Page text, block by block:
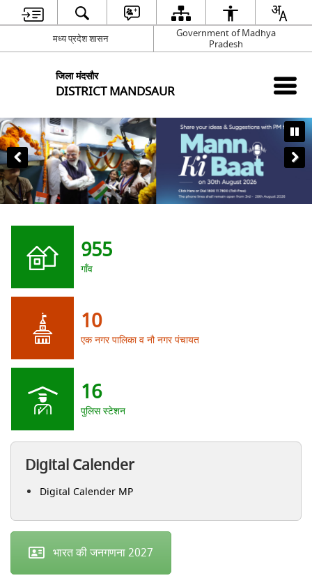
मध्य प्रदेश शासन
Government of Madhya
Pradesh
जिला मंदसौर
DISTRICT MANDSAUR
भगवान पशुपतिनाथ की
955
गाँव
10
एक नगर पालिका व नौ नगर पंचायत
16
पुलिस स्टेशन
Digital Calender
Digital Calender MP
भारत की जनगणना 2027